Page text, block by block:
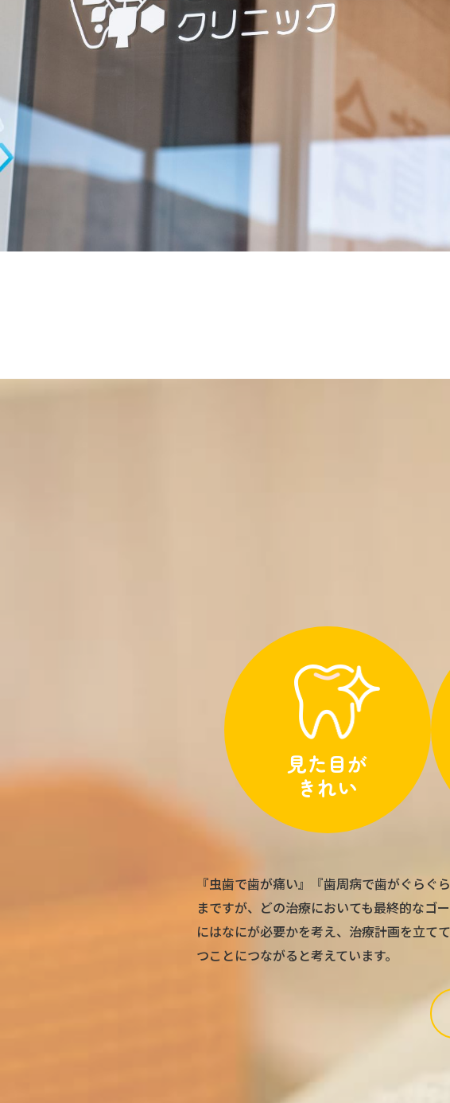
見た目が
きれい
『虫歯で歯が痛い』『歯周病で歯がぐら
まですが、どの治療においても最終的なゴ
にはなにが必要かを考え、治療計画を立て
つことにつながると考えています。